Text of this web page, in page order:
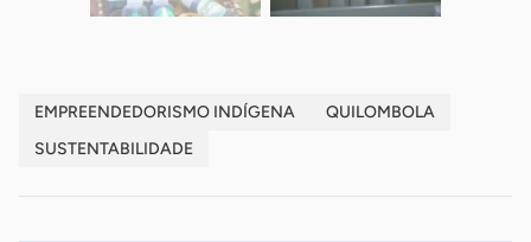
EMPREENDEDORISMO INDÍGENA
QUILOMBOLA
SUSTENTABILIDADE